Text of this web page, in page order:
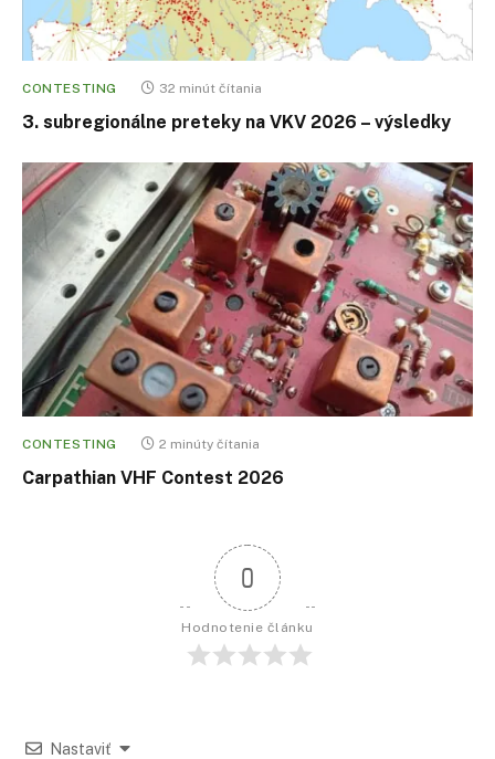
CONTESTING 32 minút čítania
3. subregionálne preteky na VKV 2026 – výsledky
CONTESTING 2 minúty čítania
Carpathian VHF Contest 2026
0
Hodnotenie článku
Nastaviť